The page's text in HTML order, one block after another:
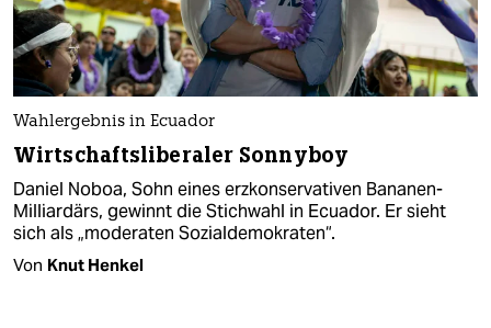
Wahlergebnis in Ecuador
Wirtschaftsliberaler Sonnyboy
Daniel Noboa, Sohn eines erzkonservativen Bananen-
Milliardärs, gewinnt die Stichwahl in Ecuador. Er sieht
sich als „moderaten Sozialdemokraten“.
Von Knut Henkel